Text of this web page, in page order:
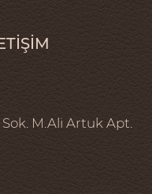
M.Ali Artuk Apt.